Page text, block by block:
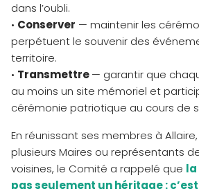
dans l’oubli.
• Conserver — maintenir les
perpétuent le souvenir des
territoire.
• Transmettre— garantir que
au moins un site mémoriel et
cérémonie patriotique au cours de
En réunissant ses membres à
plusieurs Maires ou représentants
voisines, le Comité a rappelé que la
pas seulement un héritage :